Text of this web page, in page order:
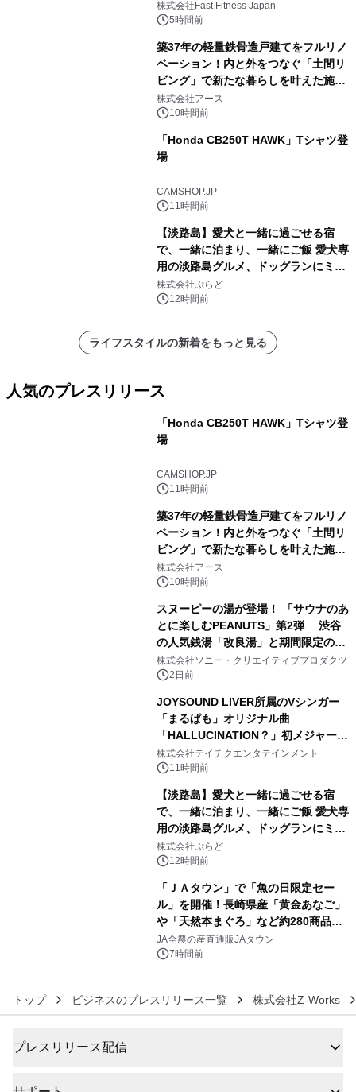
株式会社Fast Fitness Japan
5時間前
築37年の軽量鉄骨造戸建てをフルリノ
ベーション！内と外をつなぐ「土間リ
ビング」で新たな暮らしを叶えた施工
事例を株式会社アースが公開
株式会社アース
10時間前
「Honda CB250T HAWK」Tシャツ登
場
CAMSHOP.JP
11時間前
【淡路島】愛犬と一緒に過ごせる宿
で、一緒に泊まり、一緒にご飯 愛犬専
用の淡路島グルメ、ドッグランにミニ
プール グランピングとトレーラーハウ
スの2施設で
株式会社ぷらど
12時間前
ライフスタイルの新着をもっと見る
人気のプレスリリース
「Honda CB250T HAWK」Tシャツ登
場
CAMSHOP.JP
11時間前
築37年の軽量鉄骨造戸建てをフルリノ
ベーション！内と外をつなぐ「土間リ
ビング」で新たな暮らしを叶えた施工
事例を株式会社アースが公開
株式会社アース
10時間前
スヌーピーの湯が登場！ 「サウナのあ
とに楽しむPEANUTS」第2弾 渋谷
の人気銭湯「改良湯」と期間限定のコ
ラボレーション サウナイキタイコラ
ボグッズも発売決定！
株式会社ソニー・クリエイティブプロダクツ
2日前
JOYSOUND LIVER所属のVシンガー
「まるぱも」オリジナル曲
「HALLUCINATION？」初メジャー配
信リリース決定！
株式会社テイチクエンタテインメント
11時間前
【淡路島】愛犬と一緒に過ごせる宿
で、一緒に泊まり、一緒にご飯 愛犬専
用の淡路島グルメ、ドッグランにミニ
プール グランピングとトレーラーハウ
スの2施設で
株式会社ぷらど
12時間前
「ＪＡタウン」で「魚の日限定セー
ル」を開催！長崎県産「黄金あなご」
や「天然本まぐろ」など約280商品を
販売！～毎月１０日の定例企画～
JA全農の産直通販JAタウン
7時間前
トップ ビジネスのプレスリリース一覧 株式会社Z-Works
プレスリリース配信